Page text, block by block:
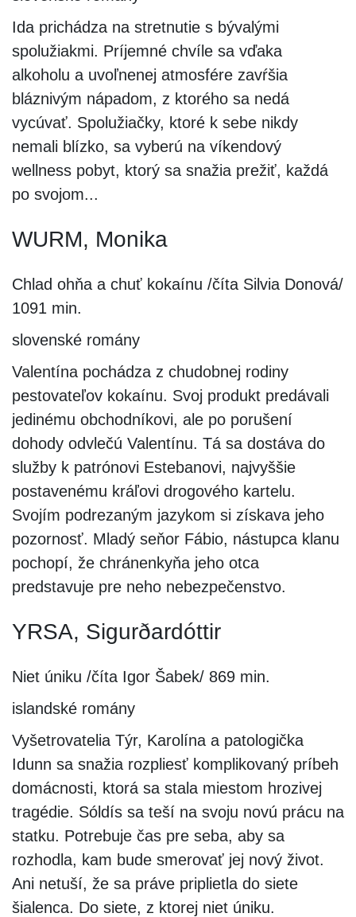
Ida prichádza na stretnutie s bývalými
spolužiakmi. Príjemné chvíle sa vďaka
alkoholu a uvoľnenej atmosfére zavŕšia
bláznivým nápadom, z ktorého sa nedá
vycúvať. Spolužiačky, ktoré k sebe nikdy
nemali blízko, sa vyberú na víkendový
wellness pobyt, ktorý sa snažia prežiť, každá
po svojom...
WURM, Monika
Chlad ohňa a chuť kokaínu /číta Silvia Donová/
1091 min.
slovenské romány
Valentína pochádza z chudobnej rodiny
pestovateľov kokaínu. Svoj produkt predávali
jedinému obchodníkovi, ale po porušení
dohody odvlečú Valentínu. Tá sa dostáva do
služby k patrónovi Estebanovi, najvyššie
postavenému kráľovi drogového kartelu.
Svojím podrezaným jazykom si získava jeho
pozornosť. Mladý seňor Fábio, nástupca klanu
pochopí, že chránenkyňa jeho otca
predstavuje pre neho nebezpečenstvo.
YRSA, Sigurðardóttir
Niet úniku /číta Igor Šabek/ 869 min.
islandské romány
Vyšetrovatelia Týr, Karolína a patologička
Idunn sa snažia rozpliesť komplikovaný príbeh
domácnosti, ktorá sa stala miestom hrozivej
tragédie. Sóldís sa teší na svoju novú prácu na
statku. Potrebuje čas pre seba, aby sa
rozhodla, kam bude smerovať jej nový život.
Ani netuší, že sa práve priplietla do siete
šialenca. Do siete, z ktorej niet úniku.